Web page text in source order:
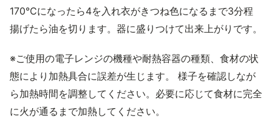
170℃になったら4を入れ衣がきつね色になるまで3分程
揚げたら油を切ります。器に盛りつけて出来上がりです。
※ご使用の電子レンジの機種や耐熱容器の種類、食材の状
態により加熱具合に誤差が生じます。 様子を確認しなが
ら加熱時間を調整してください。必要に応じて食材に完全
に火が通るまで加熱してください。